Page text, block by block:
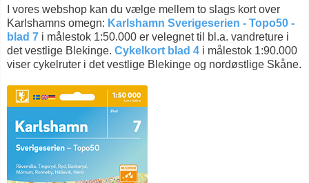
I vores webshop kan du vælge mellem to slags kort over
Karlshamns omegn: Karlshamn Sverigeserien - Topo50 -
blad 7 i målestok 1:50.000 er velegnet til bl.a. vandreture i
det vestlige Blekinge. Cykelkort blad 4 i målestok 1:90.000
viser cykelruter i det vestlige Blekinge og nordøstlige Skåne.